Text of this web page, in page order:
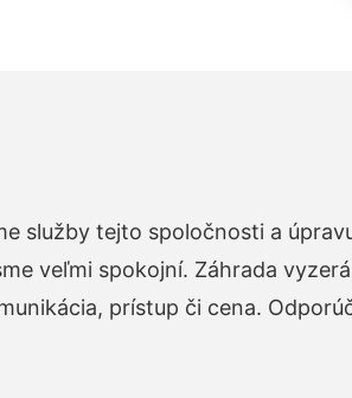
služby tejto spoločnosti a
veľmi spokojní. Záhrada
prístup či cena.